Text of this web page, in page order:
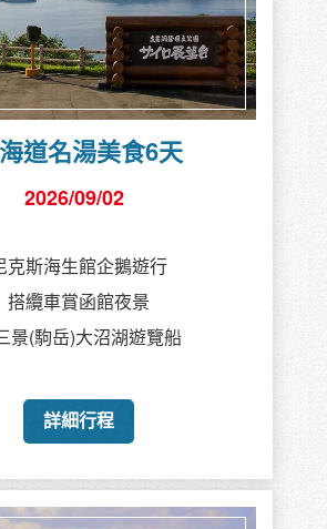
道名湯美食6天
2026/09/02
克斯海生館企鵝遊行
搭纜車賞函館夜景
景(駒岳)大沼湖遊覽船
詳細行程